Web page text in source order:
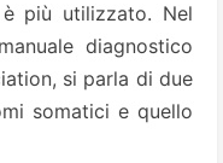
più utilizzato. Nel
diagnostico
si parla di due
somatici e quello